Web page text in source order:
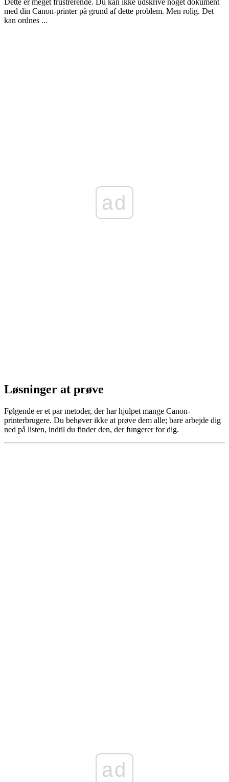
med din Canon-printer på grund af dette problem. Men rolig. Det
kan ordnes ...
ad
Løsninger at prøve
Følgende er et par metoder, der har hjulpet mange Canon-
printerbrugere. Du behøver ikke at prøve dem alle; bare arbejde dig
ned på listen, indtil du finder den, der fungerer for dig.
ad